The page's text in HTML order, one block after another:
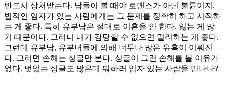
반드시 상처받는다. 남들이 볼 때야 로맨스가 아닌 불륜이지.
법적인 임자가 있는 사람에게는 그 문제를 정확히 하고 시작하
는 게 좋다. 특히 유부남은 절대로 이혼을 안 한다. 잃는 게 많
기 때문이다. 그러니 내가 감당할 수 없으면 멀리하는 게 좋다.
그런데 유부남, 유부녀들에 의해 너무나 많은 유혹이 이뤄진
다. 그러면 손해는 싱글만 본다. 싱글이 그런 손해를 볼 이유가
없다. 멋있는 싱글도 많은데 뭐하러 임자 있는 사람을 만나나?